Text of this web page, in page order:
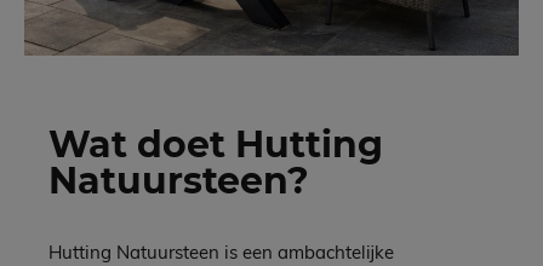
Wat doet Hutting
Natuursteen?
Hutting Natuursteen is een ambachtelijke